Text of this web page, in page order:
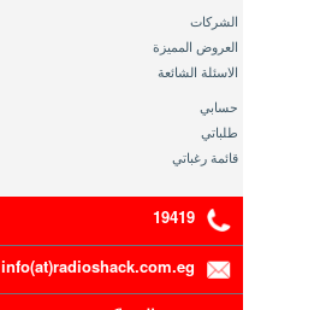
الشركات
العروض المميزة
الاسئلة الشائعة
حسابي
طلباتي
قائمة رغباتي
19419
info(at)radioshack.com.eg